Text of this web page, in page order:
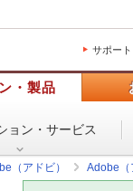
サポート
・製品
ョン・ サービス
（アドビ） Adobe（